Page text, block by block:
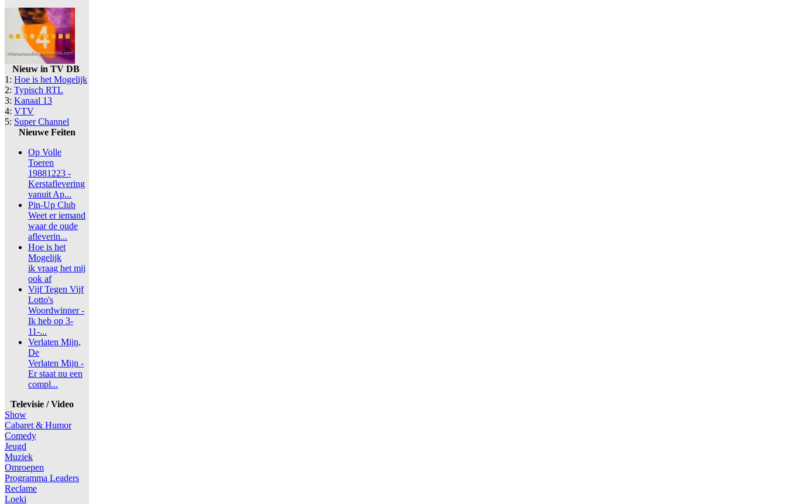
Nieuw in TV DB
1: Hoe is het Mogelijk
2: Typisch RTL
3: Kanaal 13
4: VTV
5: Super Channel
Nieuwe Feiten
Op Volle
Toeren
19881223 -
Kerstaflevering
vanuit Ap...
Pin-Up Club
Weet er iemand
waar de oude
afleverin...
Hoe is het
Mogelijk
ik vraag het mij
ook af
Vijf Tegen Vijf
Lotto's
Woordwinner -
Ik heb op 3-
11-...
Verlaten Mijn,
De
Verlaten Mijn -
Er staat nu een
compl...
Televisie / Video
Show
Cabaret & Humor
Comedy
Jeugd
Muziek
Omroepen
Programma Leaders
Reclame
Loeki